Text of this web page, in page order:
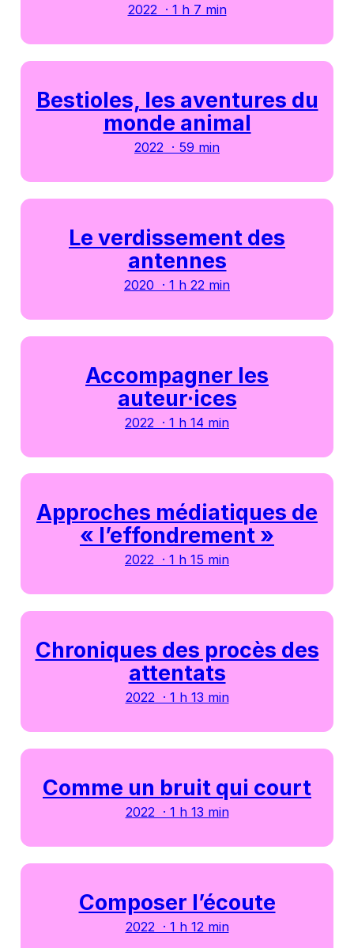
2022 · 1 h 7 min
Bestioles, les aventures du
monde animal
2022 · 59 min
Le verdissement des
antennes
2020 · 1 h 22 min
Accompagner les
auteur·ices
2022 · 1 h 14 min
Approches médiatiques de
« l’effondrement »
2022 · 1 h 15 min
Chroniques des procès des
attentats
2022 · 1 h 13 min
Comme un bruit qui court
2022 · 1 h 13 min
Composer l’écoute
2022 · 1 h 12 min